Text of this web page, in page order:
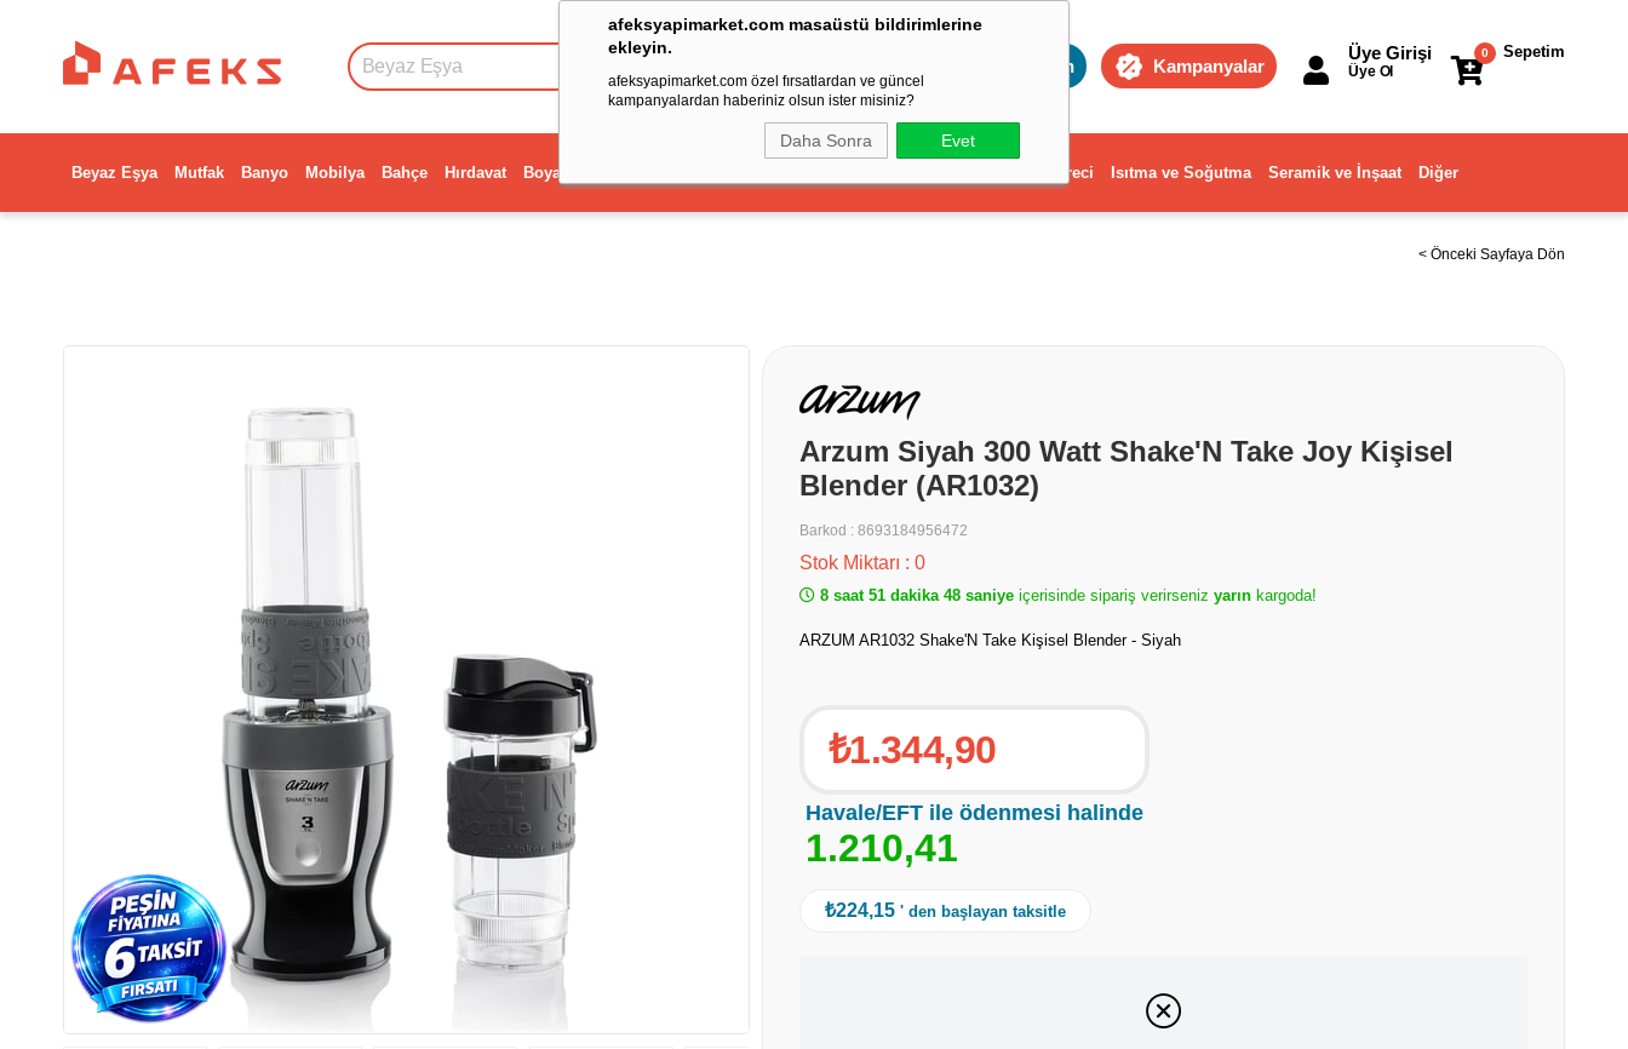
afeksyapimarket.com masaüstü bildirimlerine
ekleyin.
afeksyapimarket.com özel fırsatlardan ve güncel
kampanyalardan haberiniz olsun ister misiniz?
Daha Sonra Evet
Toptan Kampanyalar
Sepetim
0
Üye Girişi
Üye Ol
Beyaz Eşya Mutfak Banyo Mobilya Bahçe Hırdavat Boya Dekorasyon ve Ev Gereci Isıtma ve Soğutma Seramik ve İnşaat Diğer
< Önceki Sayfaya Dön
Arzum Siyah 300 Watt Shake'N Take Joy Kişisel
Blender (AR1032)
Barkod : 8693184956472
Stok Miktarı : 0
8 saat 51 dakika 48 saniye içerisinde sipariş verirseniz yarın kargoda!
ARZUM AR1032 Shake'N Take Kişisel Blender - Siyah
₺1.344,90
Havale/EFT ile ödenmesi halinde
1.210,41
₺224,15 ' den başlayan taksitle